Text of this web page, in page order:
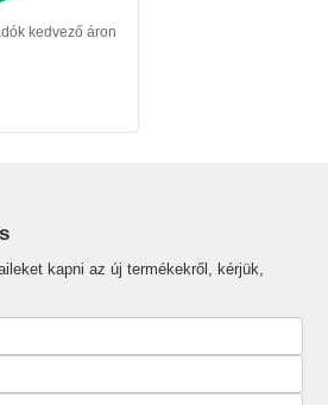
kedvező áron
kapni az új termékekről, kérjük,